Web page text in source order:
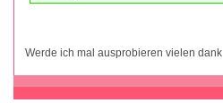
Werde ich mal ausprobieren vielen dank